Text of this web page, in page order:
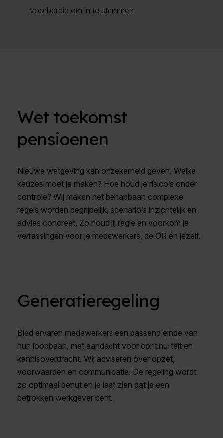
voorbereid om in te stemmen
Wet toekomst
pensioenen
Nieuwe wetgeving kan onzekerheid geven. Welke
keuzes moet je maken? Hoe houd je risico’s onder
controle? Wij maken het behapbaar: complexe
regels worden begrijpelijk, scenario’s inzichtelijk en
advies concreet. Zo houd jij regie en voorkom je
verrassingen voor je medewerkers, de OR én jezelf.
Generatieregeling
Bied ervaren medewerkers een passend einde van
hun loopbaan, met aandacht voor continuïteit en
kennisoverdracht. Wij adviseren over opzet,
voorwaarden en communicatie. De regeling wordt
zo optimaal benut en je laat zien dat je een
betrokken werkgever bent.